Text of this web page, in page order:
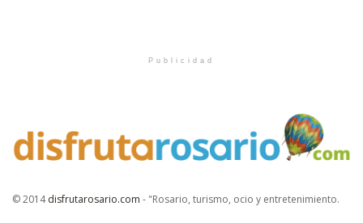
Publicidad
© 2014disfrutarosario.com - "Rosario, turismo, ocio y entretenimiento.